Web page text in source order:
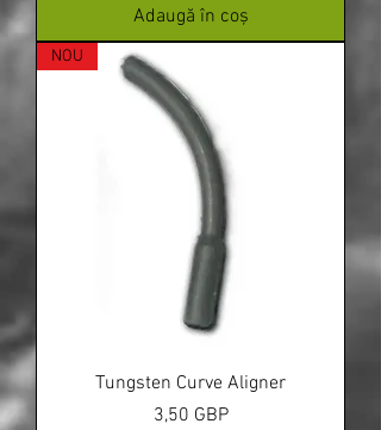
Adaugă în coș
NOU
Tungsten Curve Aligner
Preț
3,50 GBP